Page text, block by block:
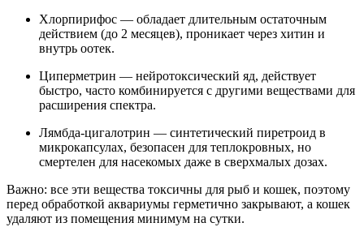
Хлорпирифос — обладает длительным остаточным
действием (до 2 месяцев), проникает через хитин и
внутрь оотек.
Циперметрин — нейротоксический яд, действует
быстро, часто комбинируется с другими веществами для
расширения спектра.
Лямбда-цигалотрин — синтетический пиретроид в
микрокапсулах, безопасен для теплокровных, но
смертелен для насекомых даже в сверхмалых дозах.
Важно: все эти вещества токсичны для рыб и кошек, поэтому
перед обработкой аквариумы герметично закрывают, а кошек
удаляют из помещения минимум на сутки.